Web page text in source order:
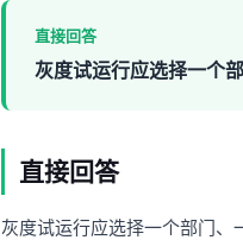
直接回答
灰度试运行应选择一个
直接回答
灰度试运行应选择一个部门、